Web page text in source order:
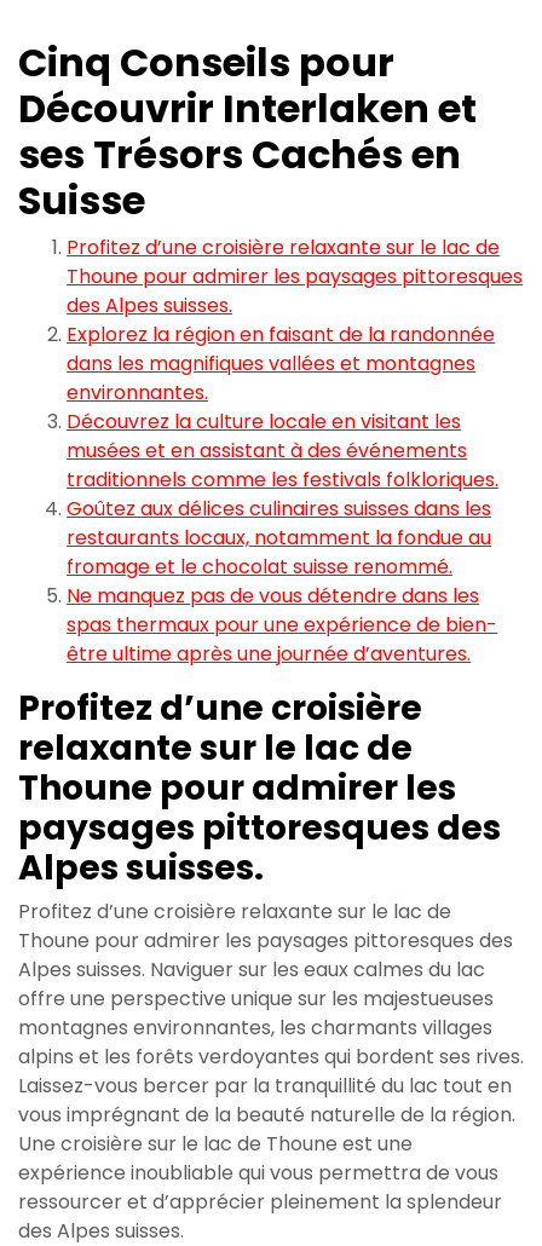
Cinq Conseils pour
Découvrir Interlaken et
ses Trésors Cachés en
Suisse
Profitez d’une croisière relaxante sur le lac de
Thoune pour admirer les paysages pittoresques
des Alpes suisses.
Explorez la région en faisant de la randonnée
dans les magnifiques vallées et montagnes
environnantes.
Découvrez la culture locale en visitant les
musées et en assistant à des événements
traditionnels comme les festivals folkloriques.
Goûtez aux délices culinaires suisses dans les
restaurants locaux, notamment la fondue au
fromage et le chocolat suisse renommé.
Ne manquez pas de vous détendre dans les
spas thermaux pour une expérience de bien-
être ultime après une journée d’aventures.
Profitez d’une croisière
relaxante sur le lac de
Thoune pour admirer les
paysages pittoresques des
Alpes suisses.
Profitez d’une croisière relaxante sur le lac de
Thoune pour admirer les paysages pittoresques des
Alpes suisses. Naviguer sur les eaux calmes du lac
offre une perspective unique sur les majestueuses
montagnes environnantes, les charmants villages
alpins et les forêts verdoyantes qui bordent ses rives.
Laissez-vous bercer par la tranquillité du lac tout en
vous imprégnant de la beauté naturelle de la région.
Une croisière sur le lac de Thoune est une
expérience inoubliable qui vous permettra de vous
ressourcer et d’apprécier pleinement la splendeur
des Alpes suisses.